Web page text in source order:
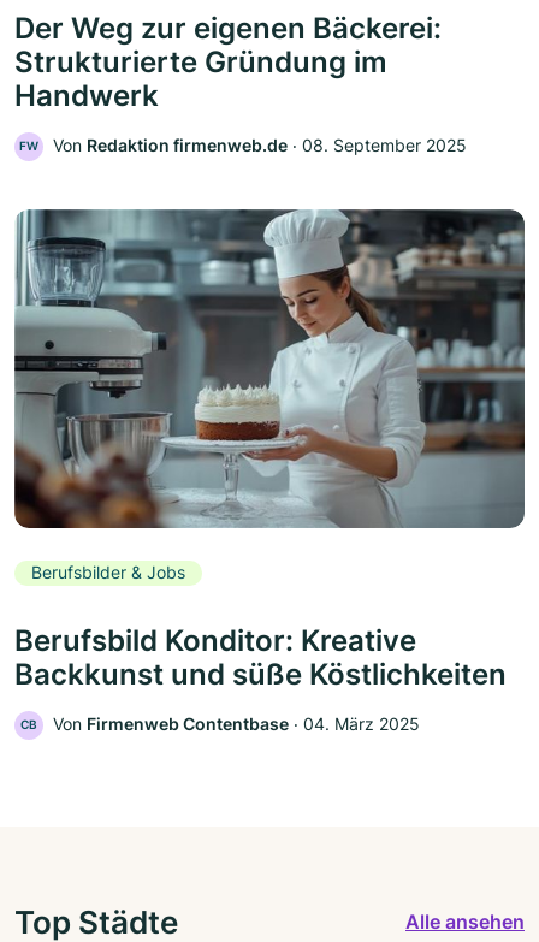
Der Weg zur eigenen Bäckerei:
Strukturierte Gründung im
Handwerk
FW Von Redaktion firmenweb.de ‧ 08. September 2025
Berufsbilder & Jobs
Berufsbild Konditor: Kreative
Backkunst und süße Köstlichkeiten
CB Von Firmenweb Contentbase ‧ 04. März 2025
Top Städte Alle ansehen